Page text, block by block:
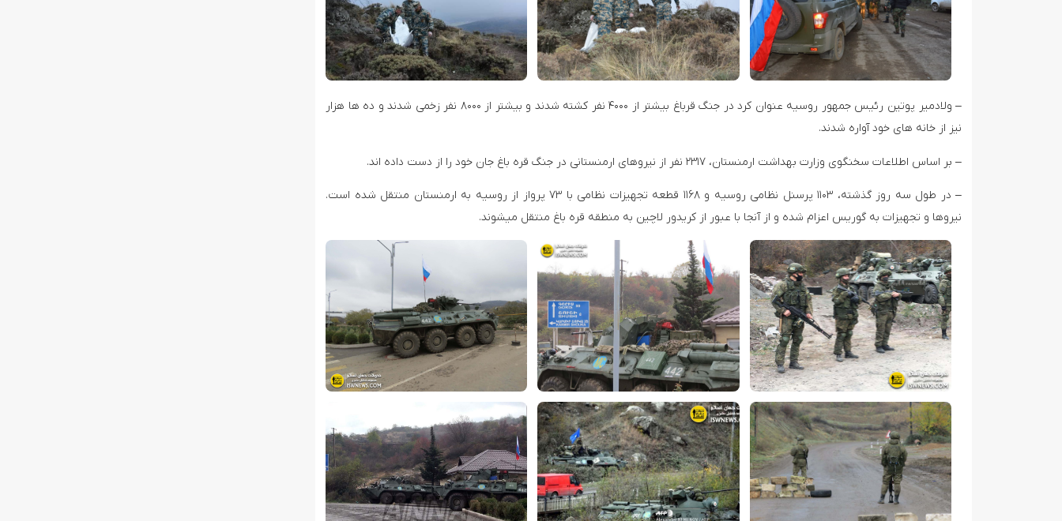
– ولادمیر پوتین رئیس جمهور روسیه عنوان کرد در جنگ قرباغ بیشتر از ۴۰۰۰ نفر کشته شدند و بیشتر از ۸۰۰۰ نفر زخمی شدند و ده ها هزار
نیز از خانه های خود آواره شدند.
– بر اساس اطلاعات سخنگوی وزارت بهداشت ارمنستان، ۲۳۱۷ نفر از نیروهای ارمنستانی در جنگ قره باغ جان خود را از دست داده اند.
– در طول سه روز گذشته، ۱۱۰۳ پرسنل نظامی روسیه و ۱۱۶۸ قطعه تجهیزات نظامی با ۷۳ پرواز از روسیه به ارمنستان منتقل شده است.
نیروها و تجهیزات به گوریس اعزام شده و از آنجا با عبور از کریدور لاچین به منطقه قره باغ منتقل میشوند.